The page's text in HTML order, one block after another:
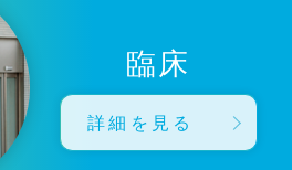
臨床
詳細を見る